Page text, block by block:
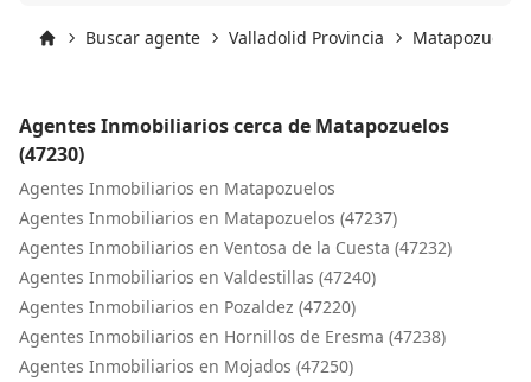
Buscar agente Valladolid Provincia Matapozuelos
Agentes Inmobiliarios cerca de Matapozuelos
(47230)
Agentes Inmobiliarios en Matapozuelos
Agentes Inmobiliarios en Matapozuelos (47237)
Agentes Inmobiliarios en Ventosa de la Cuesta (47232)
Agentes Inmobiliarios en Valdestillas (47240)
Agentes Inmobiliarios en Pozaldez (47220)
Agentes Inmobiliarios en Hornillos de Eresma (47238)
Agentes Inmobiliarios en Mojados (47250)